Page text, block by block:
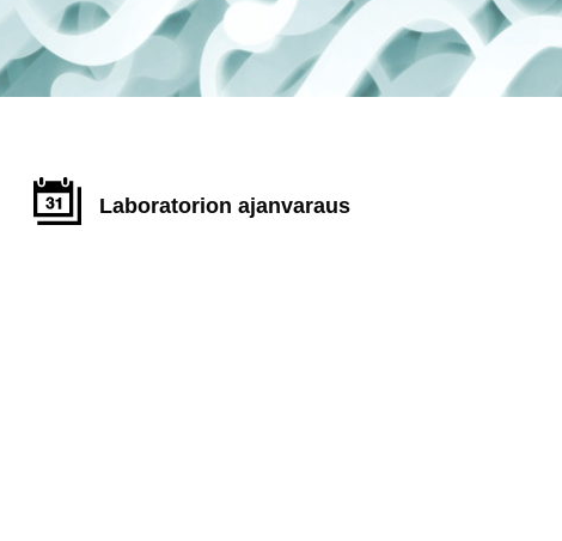
Laboratorion ajanvaraus